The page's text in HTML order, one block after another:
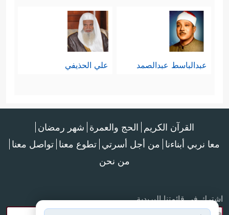
عبدالباسط عبدالصمد علي الحذيفي
القرآن الكريم الحج والعمرة شهر رمضان
معا نربي أبناءنا من أجل أسرتي تطوع معنا تواصل معنا
من نحن
اشترك في قائمتنا البريدية